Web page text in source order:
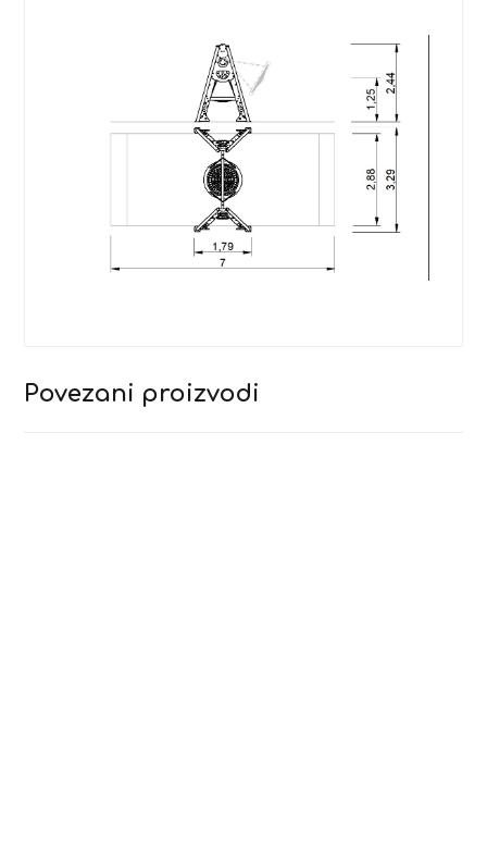
Povezani proizvodi